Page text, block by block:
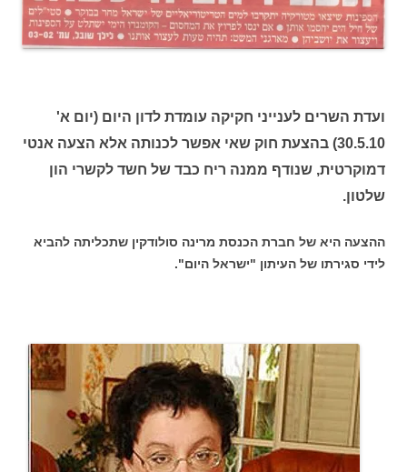
ועדת השרים לענייני חקיקה עומדת לדון היום (יום א'
30.5.10) בהצעת חוק שאי אפשר לכנותה אלא הצעה אנטי
דמוקרטית, שנודף ממנה ריח כבד של חשד לקשרי הון
שלטון.
ההצעה היא של חברת הכנסת מרינה סולודקין שתכליתה להביא
לידי סגירתו של העיתון "ישראל היום".